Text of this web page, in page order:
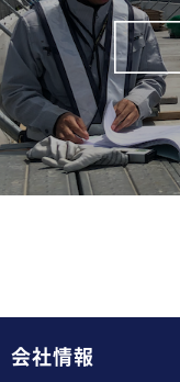
会社情報